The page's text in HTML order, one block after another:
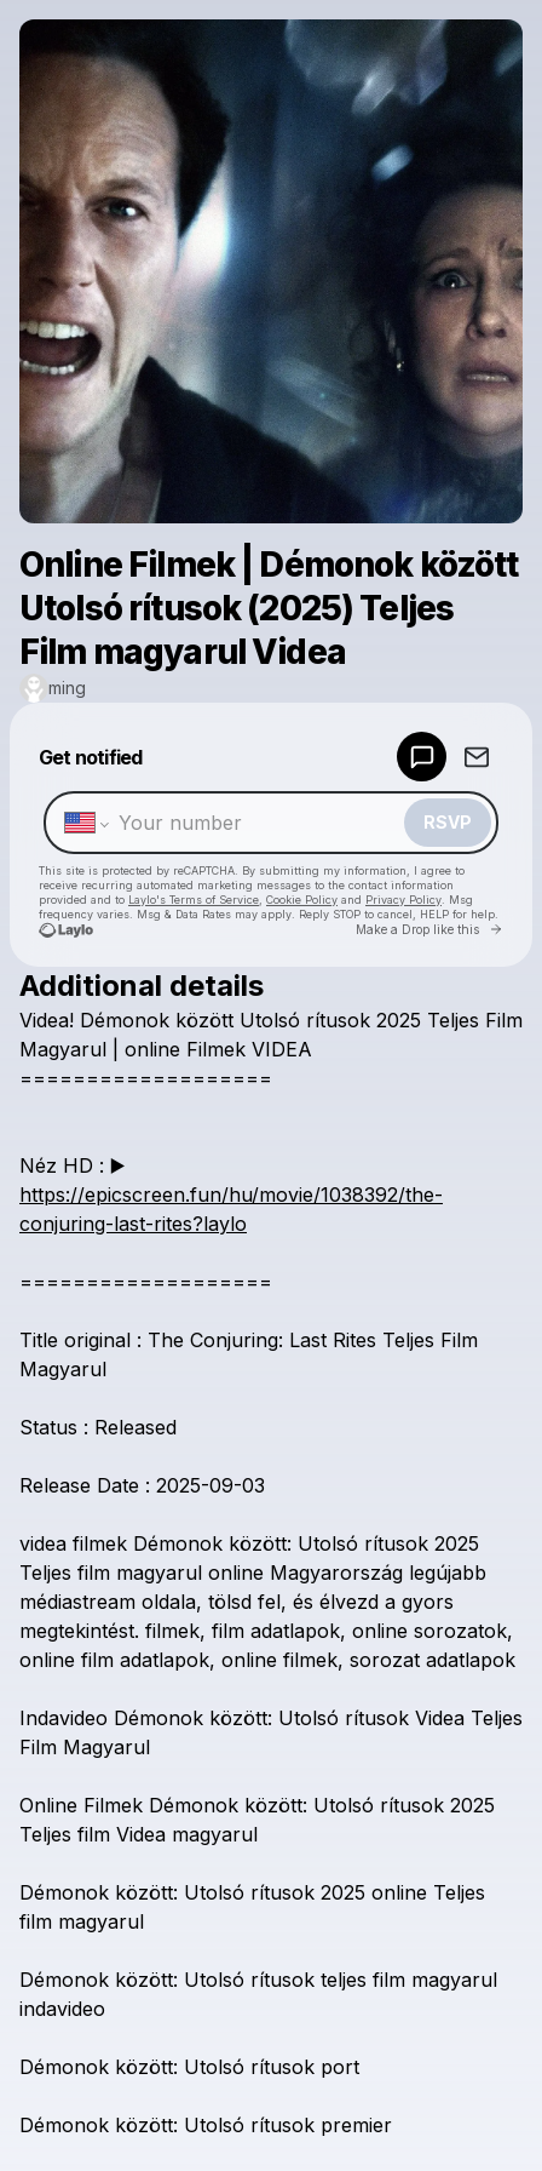
Online Filmek | Démonok között
Utolsó rítusok (2025) Teljes
Film magyarul Videa
ming
Get notified
RSVP
This site is protected by reCAPTCHA. By submitting my information, I agree to
receive recurring automated marketing messages to the contact information
provided and to Laylo's Terms of Service Cookie Policy and Privacy Policy . Msg
frequency varies. Msg & Data Rates may apply. Reply STOP to cancel, HELP for help.
Make a Drop like this Go
Check your texts
Additional details
Videa! Démonok között Utolsó rítusok 2025 Teljes Film
Magyarul
online Filmek VIDEA
===================
Néz HD : ▶️
https://epicscreen.fun/hu/movie/1038392/the-
conjuring-last-rites?laylo
===================
Title original : The Conjuring: Last Rites Teljes Film
Magyarul
Status : Released
Release Date : 2025-09-03
videa filmek Démonok között: Utolsó rítusok 2025
Teljes film magyarul online Magyarország legújabb
médiastream oldala, tölsd fel, és élvezd a gyors
megtekintést. filmek, film adatlapok, online sorozatok,
online film adatlapok, online filmek, sorozat adatlapok
Indavideo Démonok között: Utolsó rítusok Videa Teljes
Film Magyarul
Online Filmek Démonok között: Utolsó rítusok 2025
Teljes film Videa magyarul
Démonok között: Utolsó rítusok 2025 online Teljes
film magyarul
Démonok között: Utolsó rítusok teljes film magyarul
indavideo
Démonok között: Utolsó rítusok port
Démonok között: Utolsó rítusok premier